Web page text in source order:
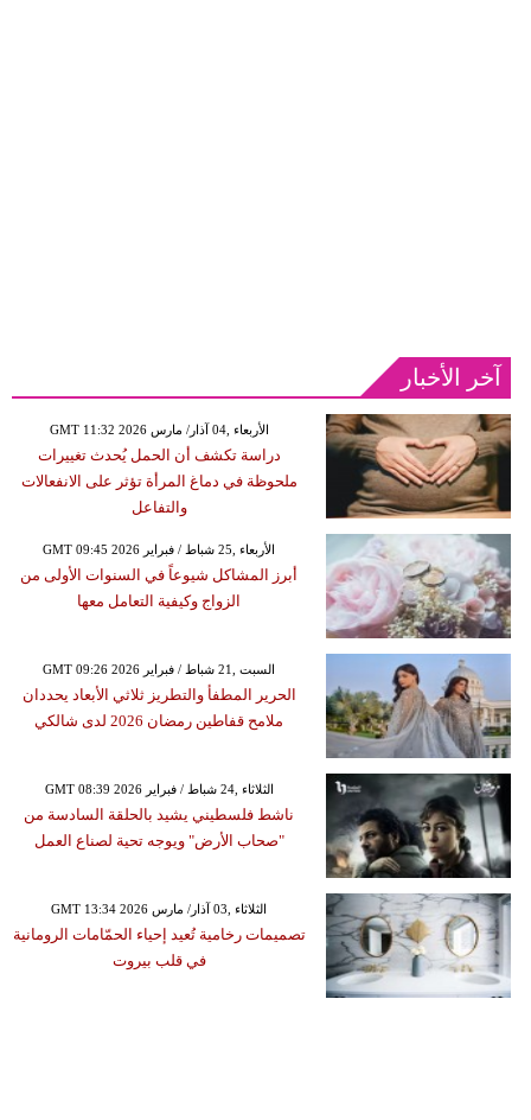
آخر الأخبار
GMT 11:32 2026 الأربعاء ,04 آذار/ مارس
دراسة تكشف أن الحمل يُحدث تغييرات
ملحوظة في دماغ المرأة تؤثر على الانفعالات
والتفاعل
GMT 09:45 2026 الأربعاء ,25 شباط / فبراير
أبرز المشاكل شيوعاً في السنوات الأولى من
الزواج وكيفية التعامل معها
GMT 09:26 2026 السبت ,21 شباط / فبراير
الحرير المطفأ والتطريز ثلاثي الأبعاد يحددان
ملامح قفاطين رمضان 2026 لدى شالكي
GMT 08:39 2026 الثلاثاء ,24 شباط / فبراير
ناشط فلسطيني يشيد بالحلقة السادسة من
"صحاب الأرض" ويوجه تحية لصناع العمل
GMT 13:34 2026 الثلاثاء ,03 آذار/ مارس
تصميمات رخامية تُعيد إحياء الحمّامات الرومانية
في قلب بيروت